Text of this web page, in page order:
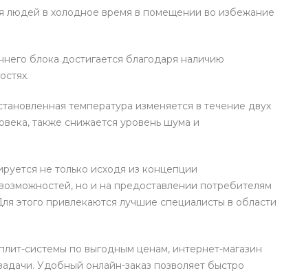
людей в холодное время в помещении во избежание
блока достигается благодаря наличию
температура изменяется в течение двух
также снижается уровень шума и
не только исходя из концепции
но и на предоставлении потребителям
этого привлекаются лучшие специалисты в области
системы по выгодным ценам, интернет-магазин
Удобный онлайн-заказ позволяет быстро